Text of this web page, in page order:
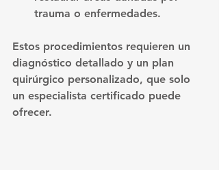
trauma o enfermedades.
Estos procedimientos requieren un
diagnóstico detallado y un plan
quirúrgico personalizado, que solo
un especialista certificado puede
ofrecer.